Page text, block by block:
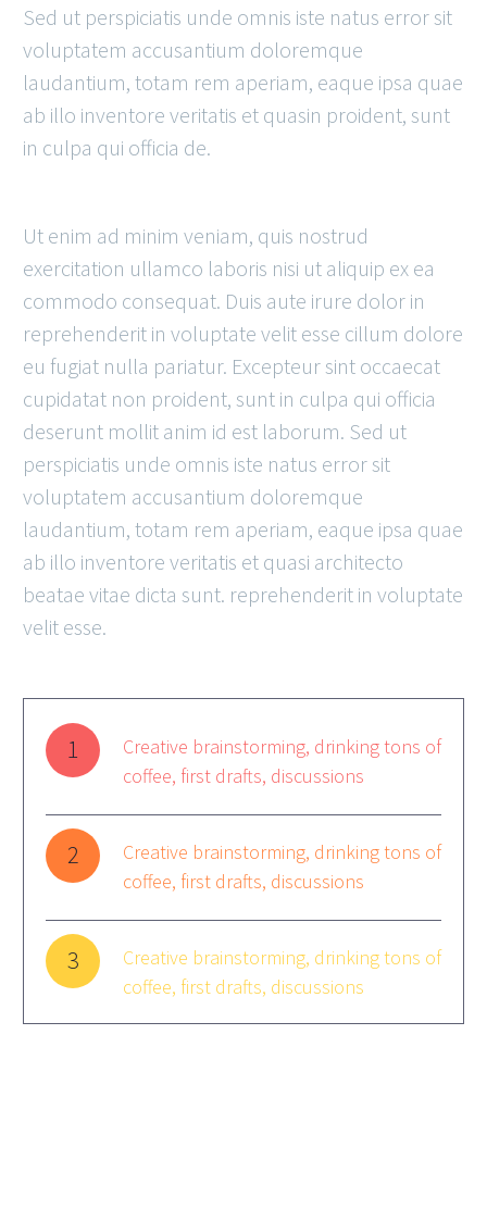
Sed ut perspiciatis unde omnis iste natus error sit
voluptatem accusantium doloremque
laudantium, totam rem aperiam, eaque ipsa quae
ab illo inventore veritatis et quasin proident, sunt
in culpa qui officia de.
Ut enim ad minim veniam, quis nostrud
exercitation ullamco laboris nisi ut aliquip ex ea
commodo consequat. Duis aute irure dolor in
reprehenderit in voluptate velit esse cillum dolore
eu fugiat nulla pariatur. Excepteur sint occaecat
cupidatat non proident, sunt in culpa qui officia
deserunt mollit anim id est laborum. Sed ut
perspiciatis unde omnis iste natus error sit
voluptatem accusantium doloremque
laudantium, totam rem aperiam, eaque ipsa quae
ab illo inventore veritatis et quasi architecto
beatae vitae dicta sunt. reprehenderit in voluptate
velit esse.
1
Creative brainstorming, drinking tons of
coffee, first drafts, discussions
2
Creative brainstorming, drinking tons of
coffee, first drafts, discussions
3
Creative brainstorming, drinking tons of
coffee, first drafts, discussions